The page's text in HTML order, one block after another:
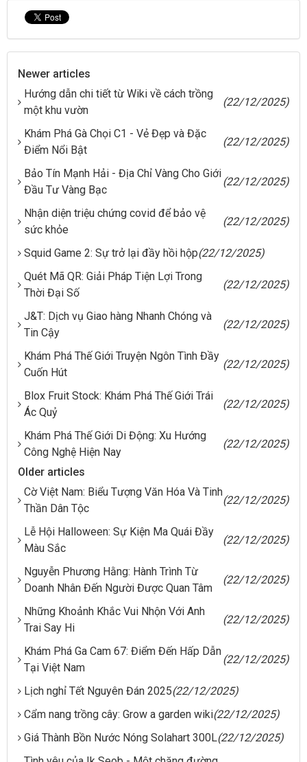
Newer articles
Hướng dẫn chi tiết từ Wiki về cách trồng
một khu vườn
(22/12/2025)
Khám Phá Gà Chọi C1 - Vẻ Đẹp và Đặc
Điểm Nổi Bật
(22/12/2025)
Bảo Tín Mạnh Hải - Địa Chỉ Vàng Cho Giới
Đầu Tư Vàng Bạc
(22/12/2025)
Nhận diện triệu chứng covid để bảo vệ
sức khỏe
(22/12/2025)
Squid Game 2: Sự trở lại đầy hồi hộp(22/12/2025)
Quét Mã QR: Giải Pháp Tiện Lợi Trong
Thời Đại Số
(22/12/2025)
J&T: Dịch vụ Giao hàng Nhanh Chóng và
Tin Cậy
(22/12/2025)
Khám Phá Thế Giới Truyện Ngôn Tình Đầy
Cuốn Hút
(22/12/2025)
Blox Fruit Stock: Khám Phá Thế Giới Trái
Ác Quỷ
(22/12/2025)
Khám Phá Thế Giới Di Động: Xu Hướng
Công Nghệ Hiện Nay
(22/12/2025)
Older articles
Cờ Việt Nam: Biểu Tượng Văn Hóa Và Tinh
Thần Dân Tộc
(22/12/2025)
Lễ Hội Halloween: Sự Kiện Ma Quái Đầy
Màu Sắc
(22/12/2025)
Nguyễn Phương Hằng: Hành Trình Từ
Doanh Nhân Đến Người Được Quan Tâm
(22/12/2025)
Những Khoảnh Khắc Vui Nhộn Với Anh
Trai Say Hi
(22/12/2025)
Khám Phá Ga Cam 67: Điểm Đến Hấp Dẫn
Tại Việt Nam
(22/12/2025)
Lịch nghỉ Tết Nguyên Đán 2025(22/12/2025)
Cẩm nang trồng cây: Grow a garden wiki(22/12/2025)
Giá Thành Bồn Nước Nóng Solahart 300L(22/12/2025)